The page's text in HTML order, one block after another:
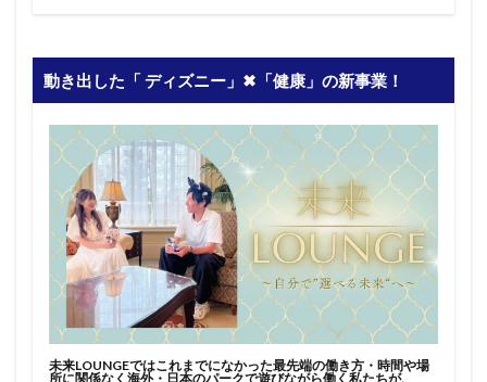
動き出した「 ディズニー」✖︎「健康」の新事業！
未来LOUNGEではこれまでになかった最先端の働き方・時間や場
所に関係なく海外・日本のパークで遊びながら働く私たちが、